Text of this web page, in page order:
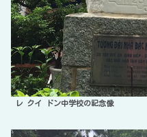
レ クイ ドン中学校の記念像